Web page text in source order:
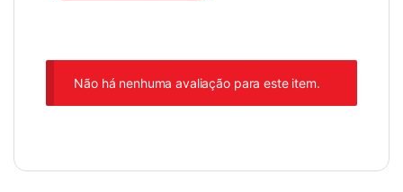
Não há nenhuma avaliação para este item.